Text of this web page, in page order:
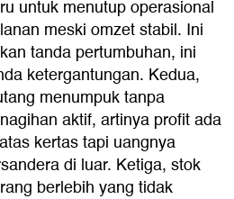
untuk menutup operasional
meski omzet stabil. Ini
tanda pertumbuhan, ini
ketergantungan. Kedua,
menumpuk tanpa
aktif, artinya profit ada
kertas tapi uangnya
di luar. Ketiga, stok
berlebih yang tidak